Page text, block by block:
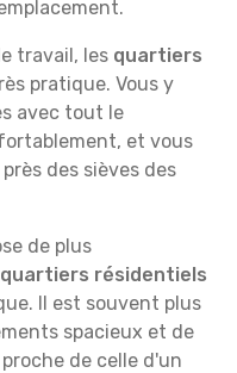
travail, les quartiers
pratique. Vous y
avec tout le
et vous
des sièves des
de plus
quartiers résidentiels
Il est souvent plus
spacieux et de
de celle d'un